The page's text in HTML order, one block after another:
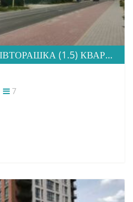
ПРОДАЄТЬСЯ ПІВТОРАШКА (1.5) КВАРТИРА З ІДЕАЛЬНОЮ ЛОКАЦІЄЮ, ЖК HOME
7